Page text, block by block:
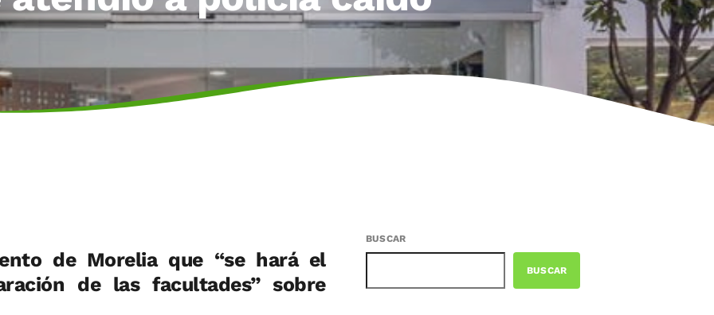
de Morelia que “se hará el
de las facultades” sobre
BUSCAR
BUSCAR